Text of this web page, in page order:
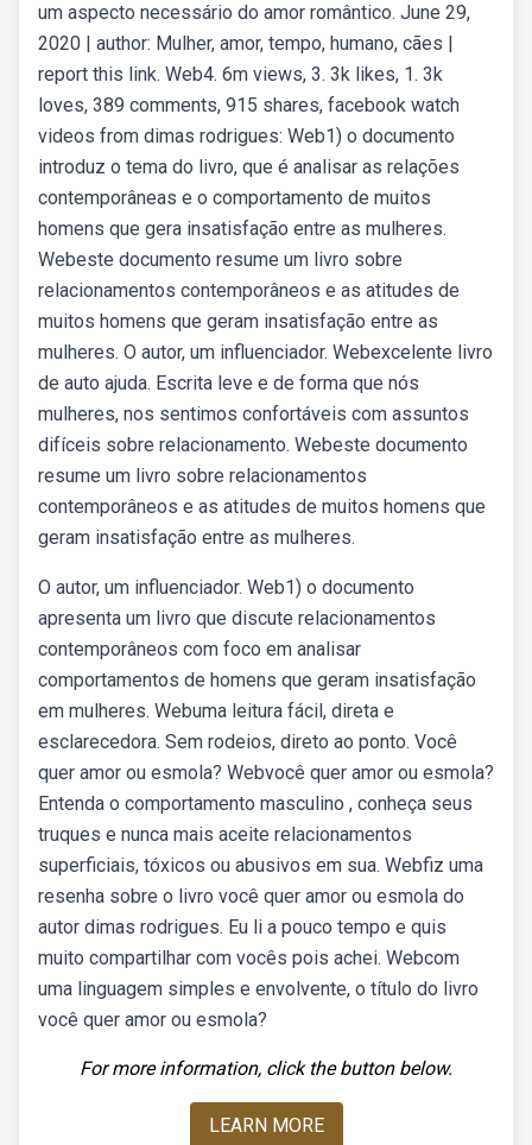
um aspecto necessário do amor romântico. June 29,
2020 | author: Mulher, amor, tempo, humano, cães |
report this link. Web4. 6m views, 3. 3k likes, 1. 3k
loves, 389 comments, 915 shares, facebook watch
videos from dimas rodrigues: Web1) o documento
introduz o tema do livro, que é analisar as relações
contemporâneas e o comportamento de muitos
homens que gera insatisfação entre as mulheres.
Webeste documento resume um livro sobre
relacionamentos contemporâneos e as atitudes de
muitos homens que geram insatisfação entre as
mulheres. O autor, um influenciador. Webexcelente livro
de auto ajuda. Escrita leve e de forma que nós
mulheres, nos sentimos confortáveis com assuntos
difíceis sobre relacionamento. Webeste documento
resume um livro sobre relacionamentos
contemporâneos e as atitudes de muitos homens que
geram insatisfação entre as mulheres.
O autor, um influenciador. Web1) o documento
apresenta um livro que discute relacionamentos
contemporâneos com foco em analisar
comportamentos de homens que geram insatisfação
em mulheres. Webuma leitura fácil, direta e
esclarecedora. Sem rodeios, direto ao ponto. Você
quer amor ou esmola? Webvocê quer amor ou esmola?
Entenda o comportamento masculino , conheça seus
truques e nunca mais aceite relacionamentos
superficiais, tóxicos ou abusivos em sua. Webfiz uma
resenha sobre o livro você quer amor ou esmola do
autor dimas rodrigues. Eu li a pouco tempo e quis
muito compartilhar com vocês pois achei. Webcom
uma linguagem simples e envolvente, o título do livro
você quer amor ou esmola?
For more information, click the button below.
LEARN MORE